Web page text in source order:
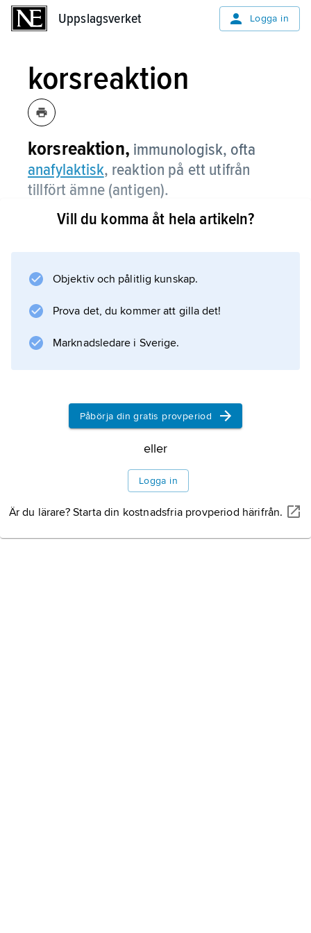
Uppslagsverket Logga in
korsreaktion
korsreaktion, immunologisk, ofta
anafylaktisk, reaktion på ett utifrån
tillfört ämne (antigen).
Detta liknar till sin uppbyggnad något ämne
av t.ex. nässelfeber. Sådana antigener, som
immunologisk reaktion via samma antikropp,
sägs vara korsreagerande. Ett exempel är att
en person som
Information om artikeln
Vill du komma åt hela artikeln?
Objektiv och pålitlig kunskap.
Prova det, du kommer att gilla det!
Marknadsledare i Sverige.
Påbörja din gratis provperiod
eller
Logga in
Är du lärare? Starta din kostnadsfria provperiod härifrån.